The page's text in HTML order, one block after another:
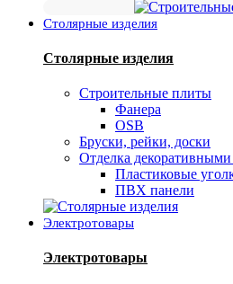
Столярные изделия
Столярные изделия
Строительные плиты
Фанера
OSB
Бруски, рейки, доски
Отделка
Пластиковые
ПВХ панели
Электротовары
Электротовары